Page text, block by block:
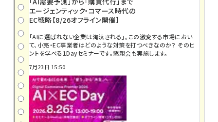
エージェンティック・コマース時代の
EC戦略【8/26オフライン開催】
「AIに選ばれない企業は淘汰される」――。この激変する市場におい
て、小売・EC事業者はどのような対策を打つべきなのか？ そのヒ
ントを学べる1Dayセミナーです。懇親会も実施します。
7月23日 15:50